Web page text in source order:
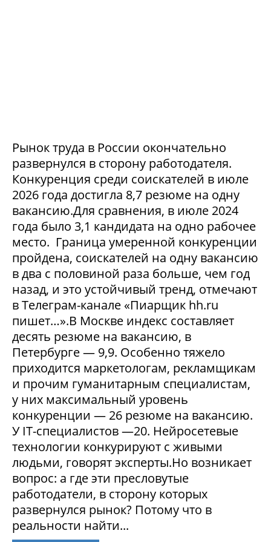
Рынок труда в России окончательно
развернулся в сторону работодателя.
Конкуренция среди соискателей в июле
2026 года достигла 8,7 резюме на одну
вакансию.Для сравнения, в июле 2024
года было 3,1 кандидата на одно рабочее
место. Граница умеренной конкуренции
пройдена, соискателей на одну вакансию
в два с половиной раза больше, чем год
назад, и это устойчивый тренд, отмечают
в Телеграм-канале «Пиарщик hh.ru
пишет…».В Москве индекс составляет
десять резюме на вакансию, в
Петербурге — 9,9. Особенно тяжело
приходится маркетологам, рекламщикам
и прочим гуманитарным специалистам,
у них максимальный уровень
конкуренции — 26 резюме на вакансию.
У IT-специалистов —20. Нейросетевые
технологии конкурируют с живыми
людьми, говорят эксперты.Но возникает
вопрос: а где эти пресловутые
работодатели, в сторону которых
развернулся рынок? Потому что в
реальности найти...